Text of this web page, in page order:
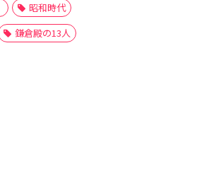
昭和時代
鎌倉殿の13人